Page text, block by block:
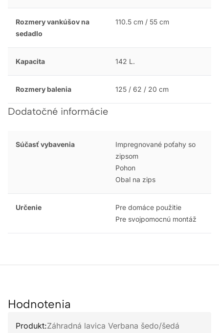
Rozmery vankúšov na
sedadlo
110.5 cm / 55 cm
Kapacita 142 L.
Rozmery balenia 125 / 62 / 20 cm
Dodatočné informácie
Súčasť vybavenia
Impregnované poťahy so
zipsom
Pohon
Obal na zips
Určenie
Pre domáce použitie
Pre svojpomocnú montáž
Hodnotenia
Produkt:Záhradná lavica Verbana šedo/šedá